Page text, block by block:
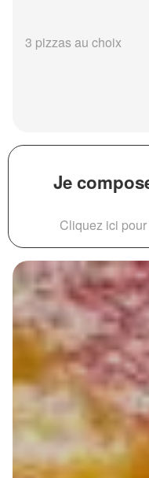
3 pizzas au choix
Je
Cliquez ici